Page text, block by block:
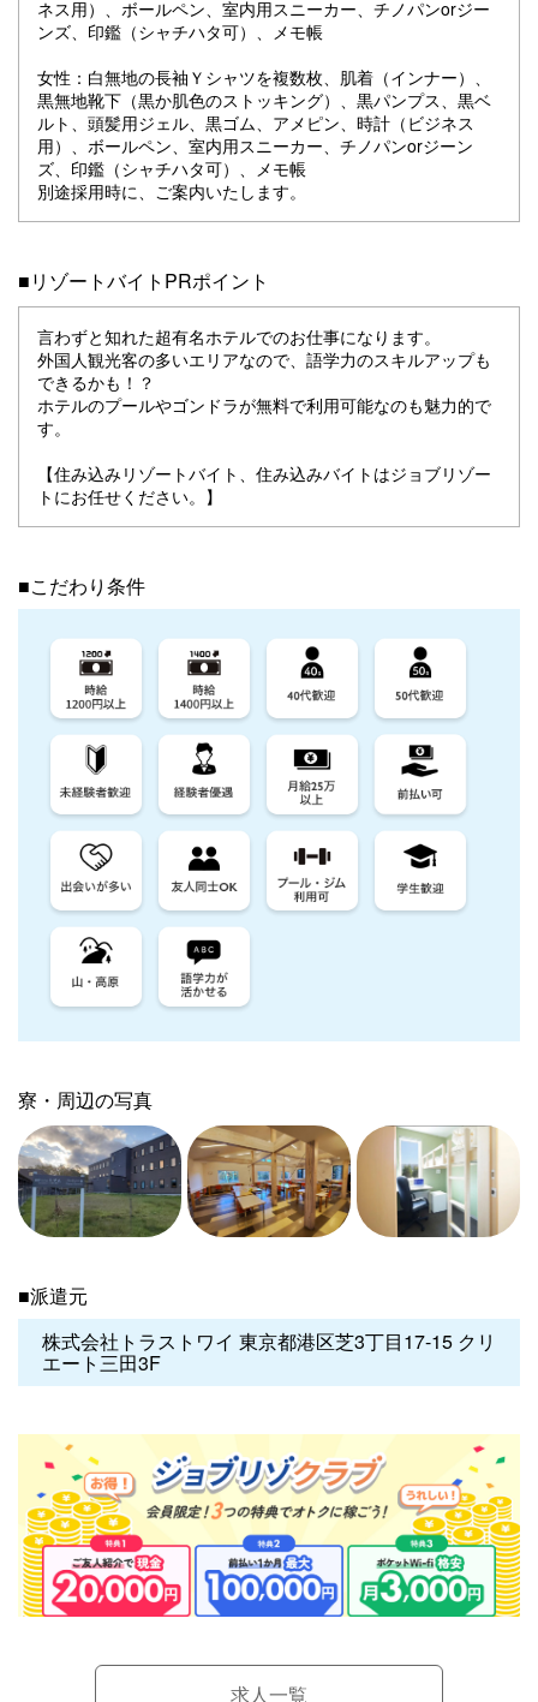
ネス用）、ボールペン、室内用スニーカー、チノパンorジー
ンズ、印鑑（シャチハタ可）、メモ帳
女性：白無地の長袖Ｙシャツを複数枚、肌着（インナー）、
黒無地靴下（黒か肌色のストッキング）、黒パンプス、黒ベ
ルト、頭髪用ジェル、黒ゴム、アメピン、時計（ビジネス
用）、ボールペン、室内用スニーカー、チノパンorジーン
ズ、印鑑（シャチハタ可）、メモ帳
別途採用時に、ご案内いたします。
■リゾートバイトPRポイント
言わずと知れた超有名ホテルでのお仕事になります。
外国人観光客の多いエリアなので、語学力のスキルアップも
できるかも！？
ホテルのプールやゴンドラが無料で利用可能なのも魅力的で
す。
【住み込みリゾートバイト、住み込みバイトはジョブリゾー
トにお任せください。】
■こだわり条件
寮・周辺の写真
■派遣元
株式会社トラストワイ 東京都港区芝3丁目17-15 クリ
エート三田3F
求人一覧